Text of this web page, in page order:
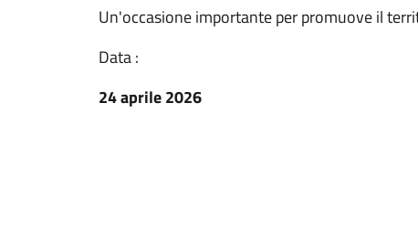
Un'occasione importante per promuove il
Data :
24 aprile 2026